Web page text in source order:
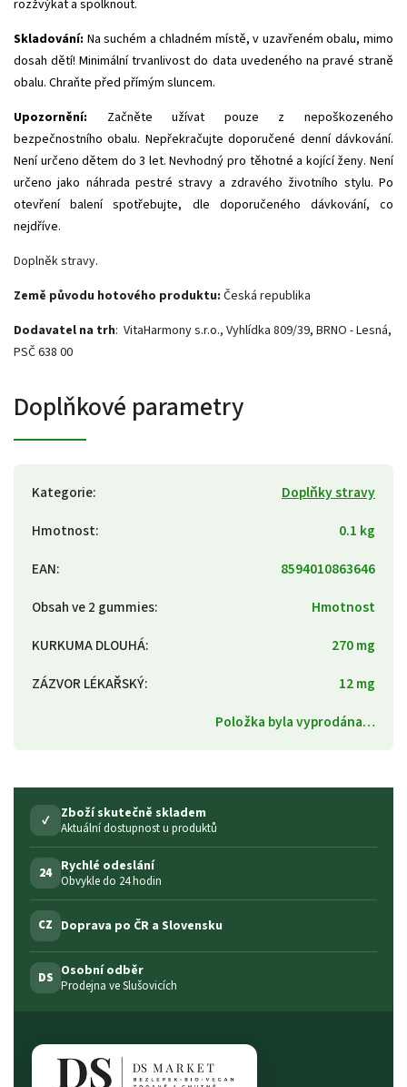
rozžvýkat a spolknout.
Skladování: Na suchém a chladném místě, v uzavřeném obalu, mimo
dosah dětí! Minimální trvanlivost do data uvedeného na pravé straně
obalu. Chraňte před přímým sluncem.
Upozornění: Začněte užívat pouze z nepoškozeného
bezpečnostního obalu. Nepřekračujte doporučené denní dávkování.
Není určeno dětem do 3 let. Nevhodný pro těhotné a kojící ženy. Není
určeno jako náhrada pestré stravy a zdravého životního stylu. Po
otevření balení spotřebujte, dle doporučeného dávkování, co
nejdříve.
Doplněk stravy.
Země původu hotového produktu: Česká republika
Dodavatel na trh: VitaHarmony s.r.o., Vyhlídka 809/39, BRNO - Lesná,
PSČ 638 00
Doplňkové parametry
Kategorie:
Doplňky stravy
Hmotnost:
0.1 kg
EAN:
8594010863646
Obsah ve 2 gummies:
Hmotnost
KURKUMA DLOUHÁ:
270 mg
ZÁZVOR LÉKAŘSKÝ:
12 mg
Položka byla vyprodána…
✓ Zboží skutečně skladem
Aktuální dostupnost u produktů
24 Rychlé odeslání
Obvykle do 24 hodin
CZ Doprava po ČR a Slovensku
DS Osobní odběr
Prodejna ve Slušovicích